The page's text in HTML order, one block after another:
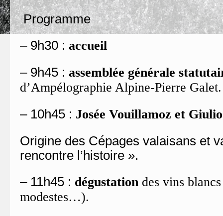
Programme
– 9h30 : accueil
– 9h45 : assemblée générale
d’Ampélographie Alpine-Pierre Galet.
– 10h45 : Josée Vouillamoz et
Origine des Cépages valaisans et
rencontre l’histoire ».
– 11h45 : dégustation des vins
modestes…).